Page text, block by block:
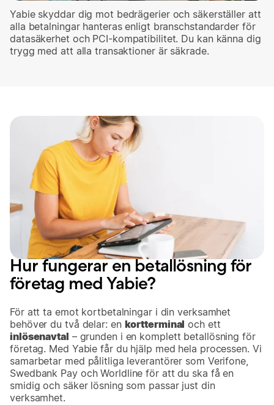
Yabie skyddar dig mot bedrägerier och säkerställer att
alla betalningar hanteras enligt branschstandarder för
datasäkerhet och PCI-kompatibilitet. Du kan känna dig
trygg med att alla transaktioner är säkrade.
Hur fungerar en betallösning för
företag med Yabie?
För att ta emot kortbetalningar i din verksamhet
behöver du två delar: en kortterminal och ett
inlösenavtal – grunden i en komplett betallösning för
företag. Med Yabie får du hjälp med hela processen. Vi
samarbetar med pålitliga leverantörer som Verifone,
Swedbank Pay och Worldline för att du ska få en
smidig och säker lösning som passar just din
verksamhet.